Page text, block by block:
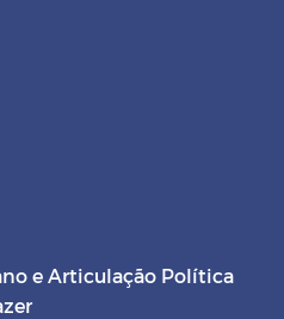
e Articulação Política